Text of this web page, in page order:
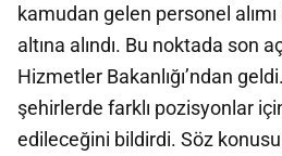
kamudan gelen personel
altına alındı. Bu noktada son
Hizmetler Bakanlığı’ndan
şehirlerde farklı pozisyonlar
edileceğini bildirdi. Söz